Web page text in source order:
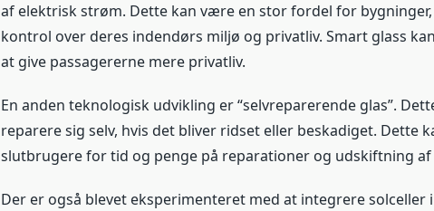
af elektrisk strøm. Dette kan være en stor fordel for
kontrol over deres indendørs miljø og privatliv. Smart glass
at give passagererne mere privatliv.
En anden teknologisk udvikling er “selvreparerende glas”.
reparere sig selv, hvis det bliver ridset eller beskadiget. Dette
slutbrugere for tid og penge på reparationer og udskiftning af
Der er også blevet eksperimenteret med at integrere solceller